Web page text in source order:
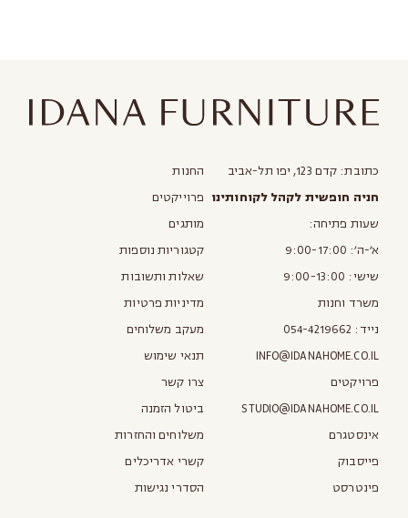
כתובת: קדם 123, יפו תל-אביב
חניה חופשית לקהל לקוחותינו
שעות פתיחה:
א׳-ה׳: 9:00-17:00
שישי: 9:00-13:00
משרד וחנות
נייד: 054-4219662
INFO@IDANAHOME.CO.IL
פרויקטים
STUDIO@IDANAHOME.CO.IL
אינסטגרם
פייסבוק
פינטרסט
החנות
פרוייקטים
מותגים
קטגוריות נוספות
שאלות ותשובות
מדיניות פרטיות
מעקב משלוחים
תנאי שימוש
צרו קשר
ביטול הזמנה
משלוחים והחזרות
קשרי אדריכלים
הסדרי נגישות